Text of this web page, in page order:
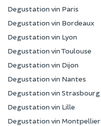
Degustation vin Paris
Degustation vin Bordeaux
Degustation vin Lyon
Degustation vin Toulouse
Degustation vin Dijon
Degustation vin Nantes
Degustation vin Strasbourg
Degustation vin Lille
Degustation vin Montpellier